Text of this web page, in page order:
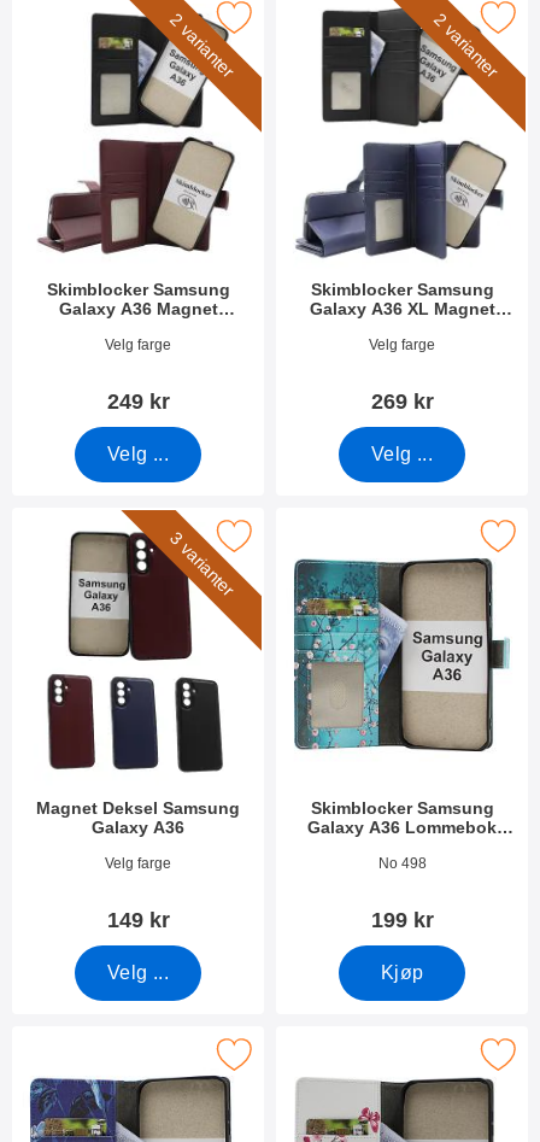
2 varianter
Skimblocker Samsung
Galaxy A36 Magnet
Varenummer 52985
Velg farge
249 kr
Velg ...
Samsung Galaxy A36 Magnet Lommebok Deksel som
2 varianter
Skimblocker Samsung
Galaxy A36 XL Magnet
Varenummer 52987
Velg farge
269 kr
Velg ...
Merk skimblocker Samsung Galaxy A36 XL
3 varianter
Magnet Deksel Samsung
Galaxy A36
Varenummer 52989
Velg farge
149 kr
Velg ...
magnet Deksel Samsung Galaxy A36 som favoritt
Skimblocker Samsung
Galaxy A36 Lommebok
Varenummer 52992
No 498
199 kr
Kjøp
Merk skimblocker Samsung Galaxy A36
Samsung Galaxy A36 Lommebok Deksel Design som
Merk skimblocker Samsung Galaxy A36